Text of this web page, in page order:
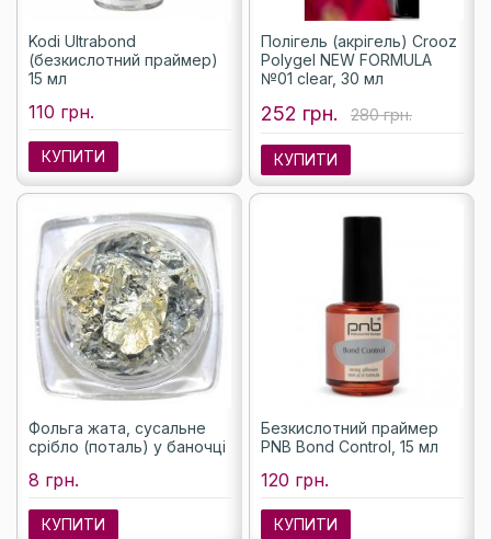
Kodi Ultrabond
(безкислотний праймер)
15 мл
110 грн.
КУПИТИ
Полігель (акрігель) Crooz
Polygel NEW FORMULA
№01 clear, 30 мл
252 грн. 280 грн.
КУПИТИ
Фольга жата, сусальне
срібло (поталь) у баночці
8 грн.
КУПИТИ
Безкислотний праймер
PNB Bond Control, 15 мл
120 грн.
КУПИТИ